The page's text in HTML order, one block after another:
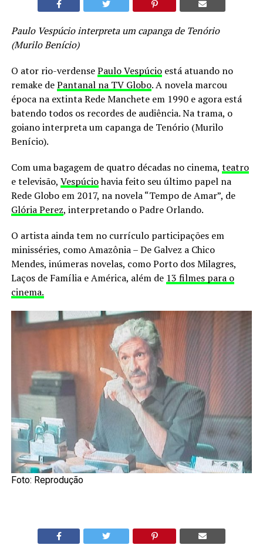
Paulo Vespúcio interpreta um capanga de Tenório
(Murilo Benício)
O ator rio-verdensePaulo Vespúcioestá atuando no
remake dePantanal na TV Globo. A novela marcou
época na extinta Rede Manchete em 1990 e agora está
batendo todos os recordes de audiência. Na trama, o
goiano interpreta um capanga de Tenório (Murilo
Benício).
Com uma bagagem de quatro décadas no cinema, teatro
e televisão, Vespúciohavia feito seu último papel na
Rede Globo em 2017, na novela “Tempo de Amar”, de
Glória Perez, interpretando o Padre Orlando.
O artista ainda tem no currículo participações em
minisséries, como Amazônia – De Galvez a Chico
Mendes, inúmeras novelas, como Porto dos Milagres,
Laços de Família e América, além de 13 filmes para o
cinema.
Foto: Reprodução